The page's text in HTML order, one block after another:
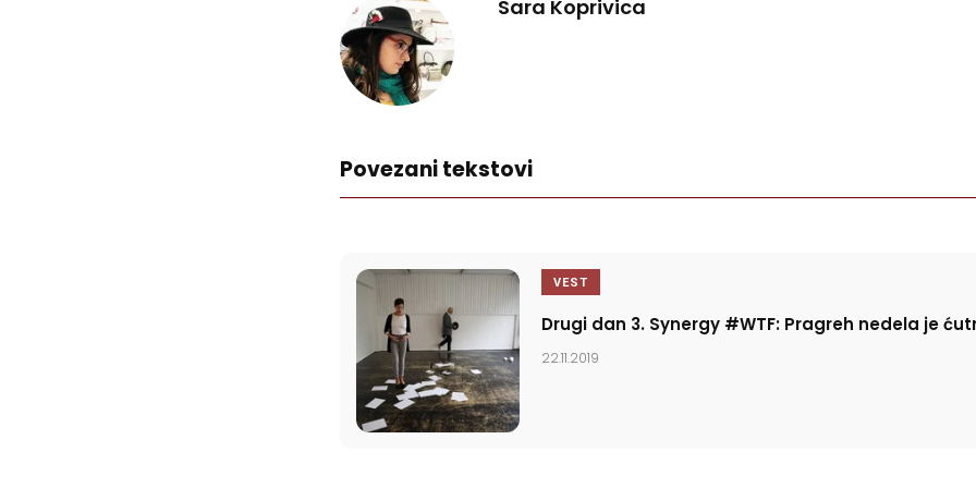
Sara Koprivica
Povezani tekstovi
VEST
Drugi dan 3. Synergy #WTF: Pragreh nedela je
22.11.2019